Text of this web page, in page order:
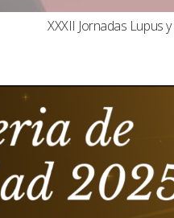
XXXII Jornadas Lupus